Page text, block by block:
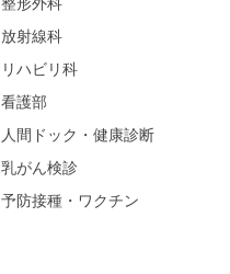
放射線科
リハビリ科
看護部
人間ドック・健康診断
乳がん検診
予防接種・ワクチン